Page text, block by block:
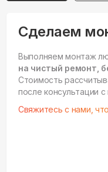
Сделаем
Выполняем монтаж
на чистый ремонт,
Стоимость
после консультации
Свяжитесь с нами,